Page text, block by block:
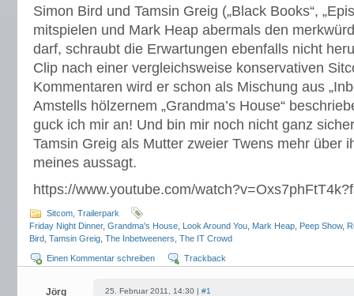
Simon Bird und Tamsin Greig („Black Books“,
mitspielen und Mark Heap abermals den
darf, schraubt die Erwartungen ebenfalls nicht
Clip nach einer vergleichsweise konservativen
Kommentaren wird er schon als Mischung aus
Amstells hölzernem „Grandma’s House“
guck ich mir an! Und bin mir noch nicht ganz
Tamsin Greig als Mutter zweier Twens mehr über
meines aussagt.
https://www.youtube.com/
Sitcom Trailerpark
Friday Night Dinner, Grandma's House Look Around You Mark Heap Peep Show,
Bird Tamsin Greig The Inbetweeners The IT Crowd
Einen Kommentar schreiben Trackback
Jörg 25. Februar 2011, 14:30 | #1